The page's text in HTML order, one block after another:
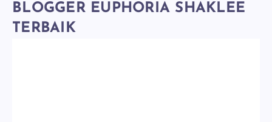
BLOGGER EUPHORIA SHAKLEE
TERBAIK